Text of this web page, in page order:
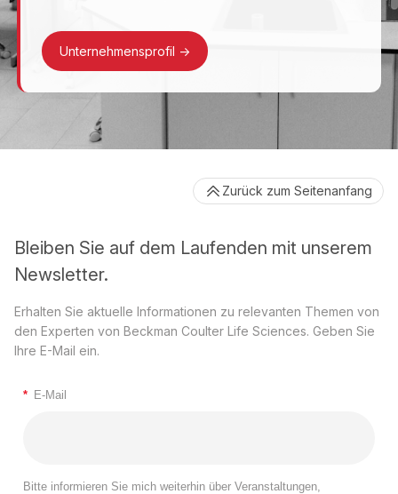
Unternehmensprofil ->
Bleiben Sie auf dem Laufenden mit unserem
Newsletter.
Erhalten Sie aktuelle Informationen zu relevanten Themen von
den Experten von Beckman Coulter Life Sciences. Geben Sie
Ihre E-Mail ein.
* E-Mail
Bitte informieren Sie mich weiterhin über Veranstaltungen,
Zurück zum Seitenanfang